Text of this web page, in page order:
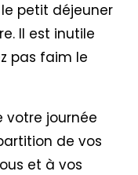
petit déjeuner
Il est inutile
pas faim le
votre journée
de vos
et à vos